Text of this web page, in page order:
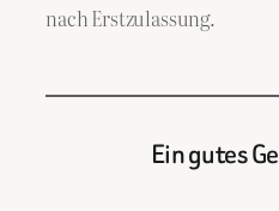
nach Erstzulassung.
Ein gutes